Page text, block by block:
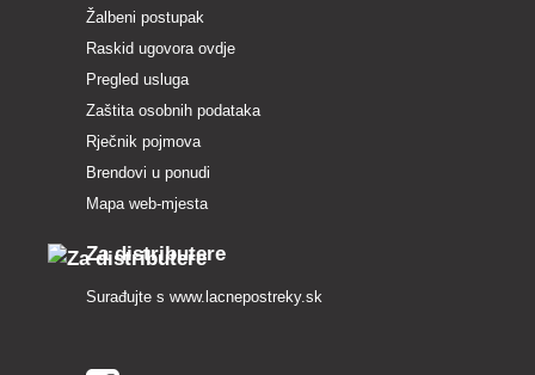
Žalbeni postupak
Raskid ugovora ovdje
Pregled usluga
Zaštita osobnih podataka
Rječnik pojmova
Brendovi u ponudi
Mapa web-mjesta
Za distributere
Surađujte s www.lacnepostreky.sk